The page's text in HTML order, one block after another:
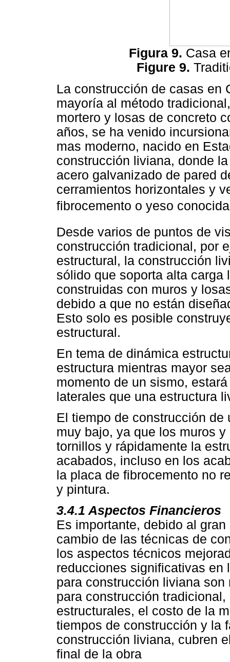
Figura 9. Casa
Figure 9.
La construcción de casas en
mayoría al método
mortero y losas de concreto
años, se ha venido
mas moderno, nacido en
construcción liviana, donde
acero galvanizado de pared
cerramientos horizontales y
fibrocemento o yeso
Desde varios de puntos de
construcción tradicional, por
estructural, la construcción
sólido que soporta alta
construidas con muros y
debido a que no están
Esto solo es posible
estructural.
En tema de dinámica
estructura mientras mayor
momento de un sismo,
laterales que una estructura
El tiempo de construcción
muy bajo, ya que los muros
tornillos y rápidamente la
acabados, incluso en los
la placa de fibrocemento no
y pintura.
3.4.1 Aspectos Financieros
Es importante, debido al
cambio de las técnicas de
los aspectos técnicos
reducciones significativas en
para construcción liviana
para construcción
estructurales, el costo de la
tiempos de construcción y la
construcción liviana, cubren
final de la obra